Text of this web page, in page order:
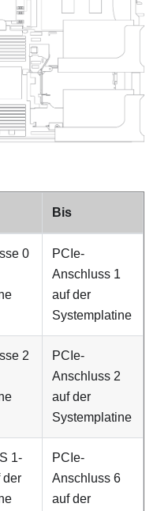
Bis
0
PCIe-
Anschluss 1
auf der
Systemplatine
2
PCIe-
Anschluss 2
auf der
Systemplatine
1-
der
PCIe-
Anschluss 6
auf der